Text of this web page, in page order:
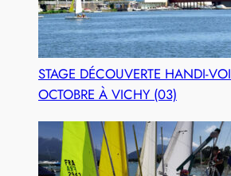
STAGE DÉCOUVERTE HANDI-
OCTOBRE À VICHY (03)